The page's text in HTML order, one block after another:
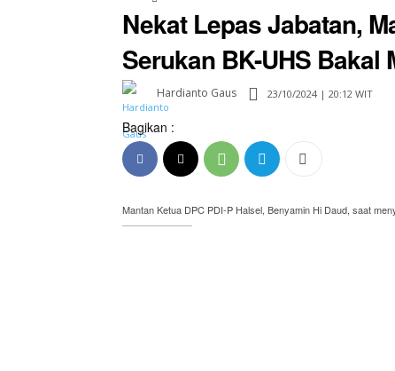
Nekat Lepas Jabatan,
Serukan BK-UHS Bakal
Hardianto Gaus 23/10/2024 | 20:12 WIT
Bagikan :
Mantan Ketua DPC PDI-P Halsel, Benyamin Hi Daud, saat